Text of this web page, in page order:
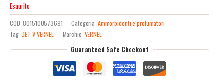
Esaurito
COD: 8015100573691 Categoria: Ammorbidenti e profumatori
Tag: DET V VERNEL Marchio: VERNEL
Guaranteed Safe Checkout